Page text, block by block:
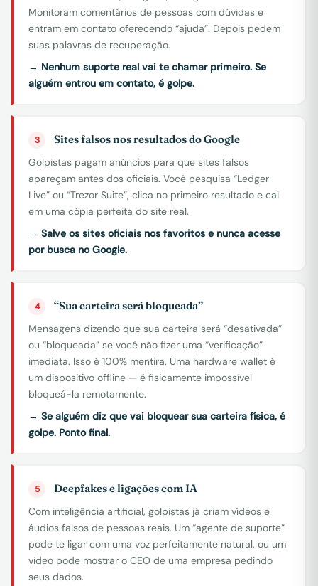
Monitoram comentários de pessoas com dúvidas e
entram em contato oferecendo “ajuda”. Depois pedem
suas palavras de recuperação.
→ Nenhum suporte real vai te chamar primeiro. Se
alguém entrou em contato, é golpe.
3 Sites falsos nos resultados do Google
Golpistas pagam anúncios para que sites falsos
apareçam antes dos oficiais. Você pesquisa “Ledger
Live” ou “Trezor Suite”, clica no primeiro resultado e cai
em uma cópia perfeita do site real.
→ Salve os sites oficiais nos favoritos e nunca acesse
por busca no Google.
4 “Sua carteira será bloqueada”
Mensagens dizendo que sua carteira será “desativada”
ou “bloqueada” se você não fizer uma “verificação”
imediata. Isso é 100% mentira. Uma hardware wallet é
um dispositivo offline — é fisicamente impossível
bloqueá-la remotamente.
→ Se alguém diz que vai bloquear sua carteira física, é
golpe. Ponto final.
5 Deepfakes e ligações com IA
Com inteligência artificial, golpistas já criam vídeos e
áudios falsos de pessoas reais. Um “agente de suporte”
pode te ligar com uma voz perfeitamente natural, ou um
vídeo pode mostrar o CEO de uma empresa pedindo
seus dados.